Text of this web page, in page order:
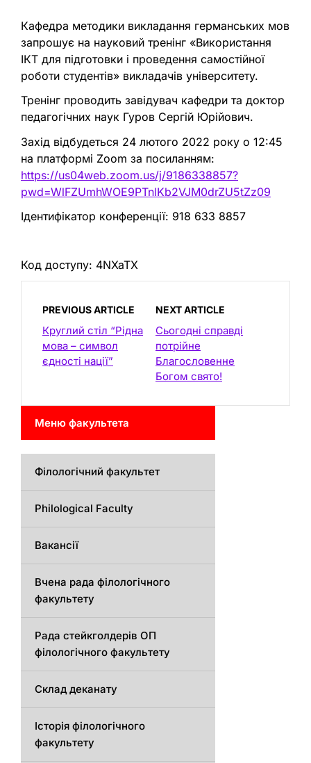
Кафедра методики викладання германських мов
запрошує на науковий тренінг «Використання
ІКТ для підготовки і проведення самостійної
роботи студентів» викладачів університету.
Тренінг проводить завідувач кафедри та доктор
педагогічних наук Гуров Сергій Юрійович.
Захід відбудеться 24 лютого 2022 року о 12:45
на платформі Zoom за посиланням:
https://us04web.zoom.us/j/9186338857?
pwd=WlFZUmhWOE9PTnlKb2VJM0drZU5tZz09
Ідентифікатор конференції: 918 633 8857
Код доступу: 4NXaTX
PREVIOUS ARTICLE
Круглий стіл “Рідна
мова – символ
єдності нації”
NEXT ARTICLE
Сьогодні справді
потрійне
Благословенне
Богом свято!
Меню факультета
Філологічний факультет
Philological Faculty
Вакансії
Вчена рада філологічного
факультету
Рада стейкголдерів ОП
філологічного факультету
Склад деканату
Історія філологічного
факультету